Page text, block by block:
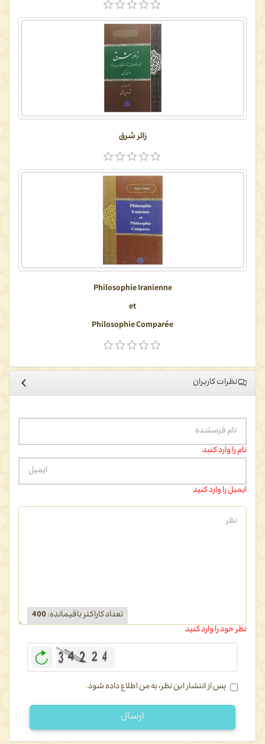
زائر شرق
Philosophie Iranienne
et
Philosophie Comparée
نظرات کاربران
نام را وارد کنید
ایمیل را وارد کنید
تعداد کاراکتر باقیمانده:
400
نظر خود را وارد کنید
پس از انتشار این نظر، به من اطلاع داده شود.
ارسال